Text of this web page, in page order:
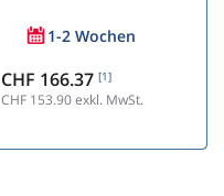
1-2 Wochen
CHF 166.37 [1]
CHF 153.90exkl. MwSt.